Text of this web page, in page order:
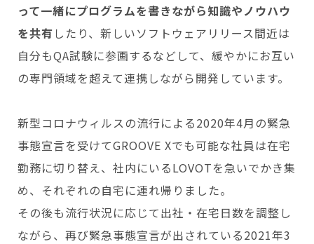
って一緒にプログラムを書きながら知識やノウハウ
を共有 したり、新しいソフトウェアリリース間近は
自分もQA試験に参画するなどして、緩やかにお互い
の専門領域を超えて連携しながら開発しています。
新型コロナウィルスの流行による2020年4月の緊急
事態宣言を受けてGROOVE Xでも可能な社員は在宅
勤務に切り替え、社内にいるLOVOTを急いでかき集
め、それぞれの自宅に連れ帰りました。
その後も流行状況に応じて出社・在宅日数を調整し
ながら、再び緊急事態宣言が出されている2021年3